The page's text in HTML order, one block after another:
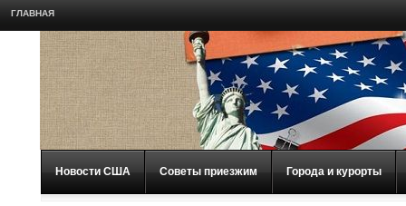
ГЛАВНАЯ
Новости США Советы приезжим Города и курорты